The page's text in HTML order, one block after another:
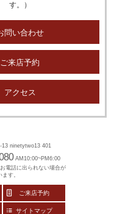
す。）
問い合わせ
ご来店予約
アクセス
13 ninetytwo13 401
AM10:00~PM6:00
電話に出られない場合が
ます。
ご来店予約
サイトマップ